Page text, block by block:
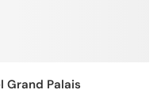
Grand Palais